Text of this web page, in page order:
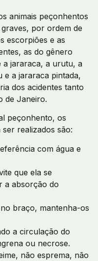
animais peçonhentos
por ordem de
escorpiões e as
as do gênero
a jararaca, a urutu, a
e a jararaca pintada,
dos acidentes tanto
de Janeiro.
peçonhento, os
realizados são:
com água e
que ela se
a absorção do
braço, mantenha-os
a circulação do
ou necrose.
não esprema, não